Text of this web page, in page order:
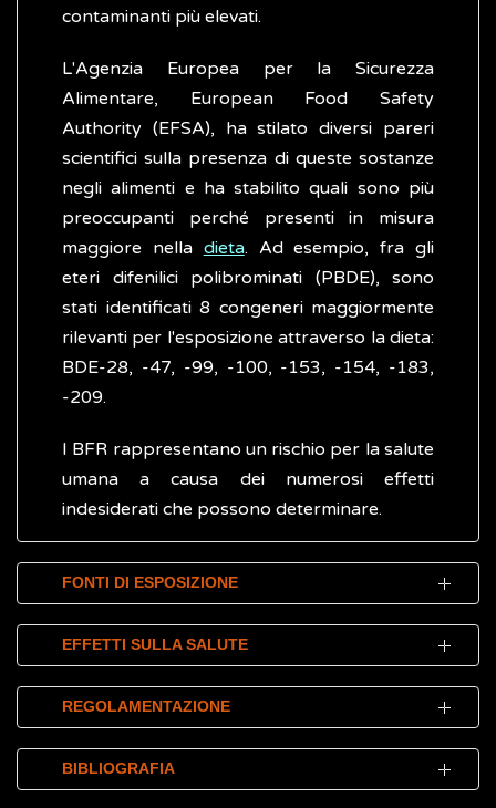
contaminanti più elevati.
L'Agenzia Europea per la Sicurezza
Alimentare, European Food Safety
Authority (EFSA), ha stilato diversi pareri
scientifici sulla presenza di queste sostanze
negli alimenti e ha stabilito quali sono più
preoccupanti perché presenti in misura
maggiore nella dieta. Ad esempio, fra gli
eteri difenilici polibrominati (PBDE), sono
stati identificati 8 congeneri maggiormente
rilevanti per l'esposizione attraverso la dieta:
BDE-28, -47, -99, -100, -153, -154, -183,
-209.
I BFR rappresentano un rischio per la salute
umana a causa dei numerosi effetti
indesiderati che possono determinare.
FONTI DI ESPOSIZIONE
Le vie di esposizione ai ritardanti di fiamma
bromurati (BFR) sono molteplici ed
includono la dieta e la polvere domestica.
I BFR hanno un'elevata stabilità chimica e
EFFETTI SULLA SALUTE
Numerosi studi condotti su modelli animali,
su colture cellulari e sulla popolazione,
hanno evidenziato che l'esposizione a
ritardanti di fiamma bromurati, agli eteri
REGOLAMENTAZIONE
L'aumento delle evidenze scientifiche degli
effetti dei ritardanti di fiamma bromurati
BIBLIOGRAFIA